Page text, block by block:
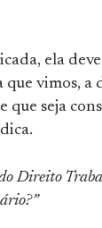
ela
vimos, a
que seja
Direito